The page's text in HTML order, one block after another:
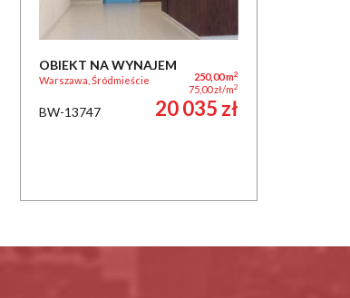
OBIEKT NA WYNAJEM
Warszawa, Śródmieście 250,00 m2
75,00 zł/m2
BW-13747 20 035 zł